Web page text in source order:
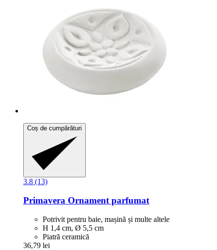
Coș de cumpărături
3.8 (13)
Primavera Ornament parfumat
Potrivit pentru baie, mașină și multe altele
H 1,4 cm, Ø 5,5 cm
Piatră ceramică
36,79 lei